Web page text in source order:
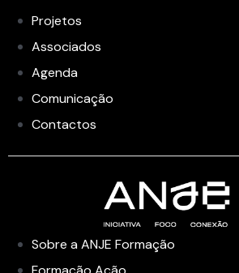
Projetos
Associados
Agenda
Comunicação
Contactos
Sobre a ANJE Formação